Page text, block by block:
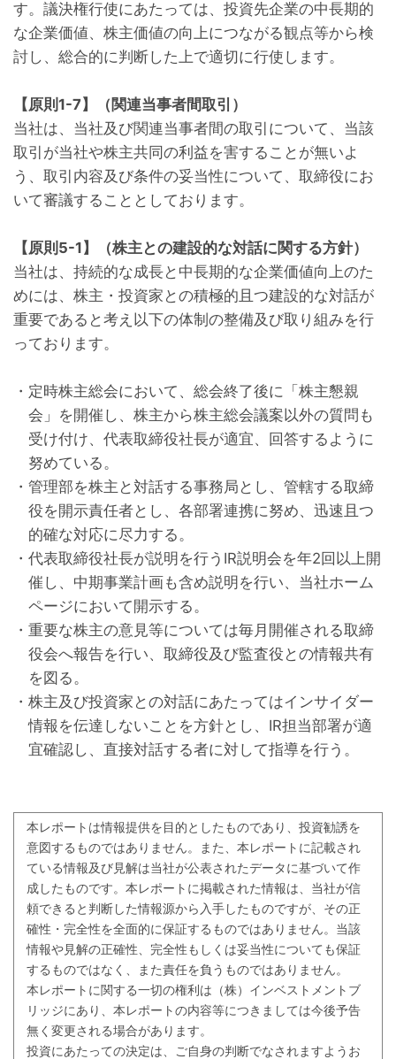
す。議決権行使にあたっては、投資先企業の中長期的
な企業価値、株主価値の向上につながる観点等から検
討し、総合的に判断した上で適切に行使します。
【原則1-7】（関連当事者間取引）
当社は、当社及び関連当事者間の取引について、当該
取引が当社や株主共同の利益を害することが無いよ
う、取引内容及び条件の妥当性について、取締役にお
いて審議することとしております。
【原則5-1】（株主との建設的な対話に関する方針）
当社は、持続的な成長と中長期的な企業価値向上のた
めには、株主・投資家との積極的且つ建設的な対話が
重要であると考え以下の体制の整備及び取り組みを行
っております。
・定時株主総会において、総会終了後に「株主懇親
会」を開催し、株主から株主総会議案以外の質問も
受け付け、代表取締役社長が適宜、回答するように
努めている。
・管理部を株主と対話する事務局とし、管轄する取締
役を開示責任者とし、各部署連携に努め、迅速且つ
的確な対応に尽力する。
・代表取締役社長が説明を行うIR説明会を年2回以上開
催し、中期事業計画も含め説明を行い、当社ホーム
ページにおいて開示する。
・重要な株主の意見等については毎月開催される取締
役会へ報告を行い、取締役及び監査役との情報共有
を図る。
・株主及び投資家との対話にあたってはインサイダー
情報を伝達しないことを方針とし、IR担当部署が適
宜確認し、直接対話する者に対して指導を行う。
本レポートは情報提供を目的としたものであり、投資勧誘を
意図するものではありません。また、本レポートに記載され
ている情報及び見解は当社が公表されたデータに基づいて作
成したものです。本レポートに掲載された情報は、当社が信
頼できると判断した情報源から入手したものですが、その正
確性・完全性を全面的に保証するものではありません。当該
情報や見解の正確性、完全性もしくは妥当性についても保証
するものではなく、また責任を負うものではありません。
本レポートに関する一切の権利は（株）インベストメントブ
リッジにあり、本レポートの内容等につきましては今後予告
無く変更される場合があります。
投資にあたっての決定は、ご自身の判断でなされますようお